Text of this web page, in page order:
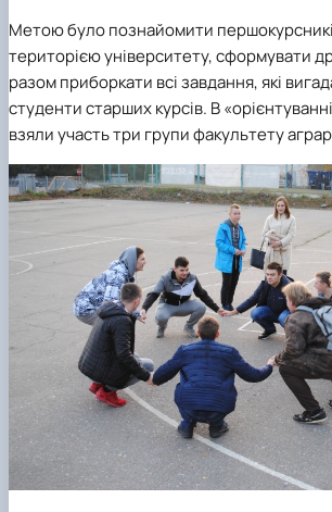
Метою було познайомити першокурсник
територієюуніверситету, сформувати
разом приборкати всі завдання, які
студенти старших курсів. В
взяли участь три групи факультету